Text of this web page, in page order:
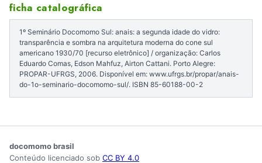
ficha catalográfica
1º Seminário Docomomo Sul: anais: a segunda idade do vidro:
transparência e sombra na arquitetura moderna do cone sul
americano 1930/70 [recurso eletrônico] / organização: Carlos
Eduardo Comas, Edson Mahfuz, Airton Cattani. Porto Alegre:
PROPAR-UFRGS, 2006. Disponível em: www.ufrgs.br/propar/anais-
do-1o-seminario-docomomo-sul/. ISBN 85-60188-00-2
docomomo brasil
Conteúdo licenciado sob CC BY 4.0